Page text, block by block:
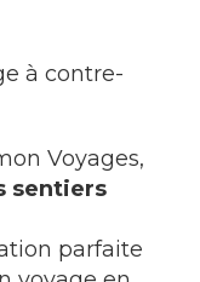
à contre-
Voyages,
sentiers
parfaite